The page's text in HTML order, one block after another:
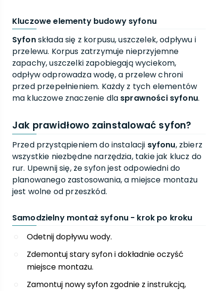
Kluczowe elementy budowy syfonu
Syfonskłada się z korpusu, uszczelek, odpływu i
przelewu. Korpus zatrzymuje nieprzyjemne
zapachy, uszczelki zapobiegają wyciekom,
odpływ odprowadza wodę, a przelew chroni
przed przepełnieniem. Każdy z tych elementów
ma kluczowe znaczenie dla sprawności syfonu.
Jak prawidłowo zainstalować syfon?
Przed przystąpieniem do instalacji syfonu, zbierz
wszystkie niezbędne narzędzia, takie jak klucz do
rur. Upewnij się, że syfon jest odpowiedni do
planowanego zastosowania, a miejsce montażu
jest wolne od przeszkód.
Samodzielny montaż syfonu - krok po kroku
Odetnij dopływu wody.
Zdemontuj stary syfon i dokładnie oczyść
miejsce montażu.
Zamontuj nowy syfon zgodnie z instrukcją,